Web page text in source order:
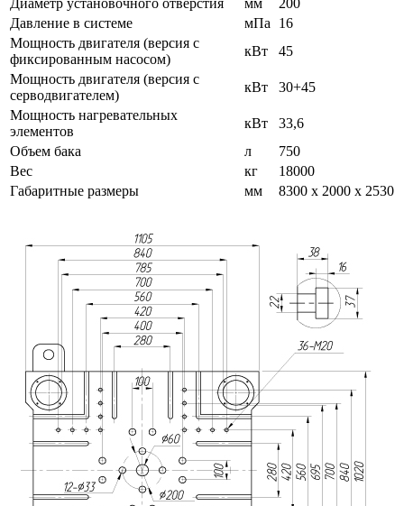
Давление в системе
мПа
16
Мощность двигателя (версия с
фиксированным насосом)
кВт
45
Мощность двигателя (версия с
серводвигателем)
кВт
30+45
Мощность нагревательных
элементов
кВт
33,6
Объем бака
л
750
Вес
кг
18000
Габаритные размеры
мм 8300 х 2000 х 2530